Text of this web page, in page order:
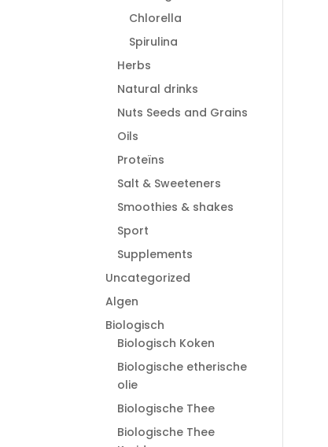
Chlorella
Spirulina
Herbs
Natural drinks
Nuts Seeds and Grains
Oils
Proteïns
Salt & Sweeteners
Smoothies & shakes
Sport
Supplements
Uncategorized
Algen
Biologisch
Biologisch Koken
Biologische etherische
olie
Biologische Thee
Biologische Thee